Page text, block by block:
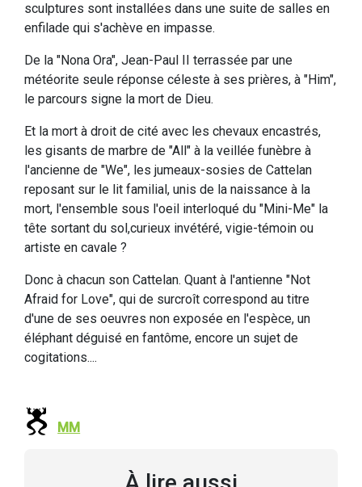
sculptures sont installées dans une suite de salles en
enfilade qui s'achève en impasse.
De la "Nona Ora", Jean-Paul II terrassée par une
météorite seule réponse céleste à ses prières, à "Him",
le parcours signe la mort de Dieu.
Et la mort à droit de cité avec les chevaux encastrés,
les gisants de marbre de "All" à la veillée funèbre à
l'ancienne de "We", les jumeaux-sosies de Cattelan
reposant sur le lit familial, unis de la naissance à la
mort, l'ensemble sous l'oeil interloqué du "Mini-Me" la
tête sortant du sol,curieux invétéré, vigie-témoin ou
artiste en cavale ?
Donc à chacun son Cattelan. Quant à l'antienne "Not
Afraid for Love", qui de surcroît correspond au titre
d'une de ses oeuvres non exposée en l'espèce, un
éléphant déguisé en fantôme, encore un sujet de
cogitations....
MM